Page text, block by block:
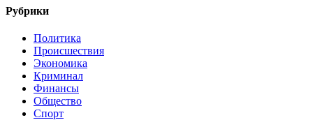
Рубрики
Политика
Происшествия
Экономика
Криминал
Финансы
Общество
Спорт